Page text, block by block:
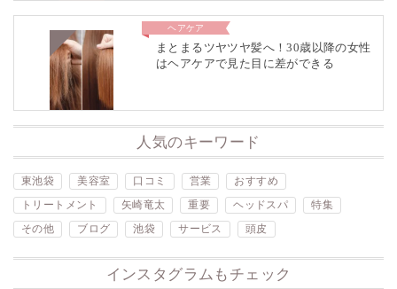
ヘアケア
まとまるツヤツヤ髪へ！30歳以降の女性
はヘアケアで見た目に差ができる
人気のキーワード
東池袋 美容室 口コミ 営業
おすすめ
トリートメント
矢崎竜太 重要 ヘッドスパ
特集
その他
ブログ 池袋 サービス 頭皮
インスタグラムもチェック